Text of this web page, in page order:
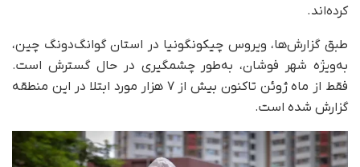
کرده‌اند.
طبق گزارش‌ها، ویروس چیکونگونیا در استان گوانگ‌دونگ چین،
به‌ویژه شهر فوشان، به‌طور چشمگیری در حال گسترش است.
فقط از ماه ژوئن تاکنون بیش از ۷ هزار مورد ابتلا در این منطقه
گزارش شده است.